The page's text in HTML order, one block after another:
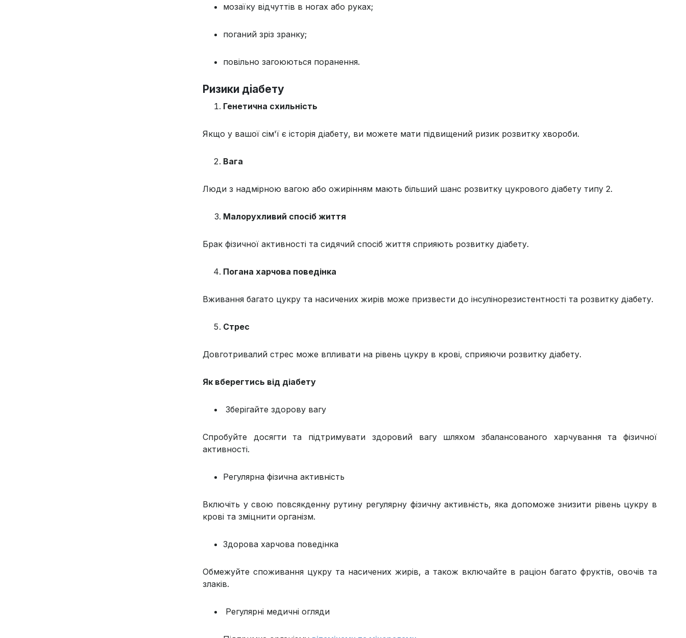
мозаїку відчуттів в ногах або руках;
поганий зріз зранку;
повільно загоюються поранення.
Ризики діабету
Генетична схильність
Якщо у вашої сім'ї є історія діабету, ви можете мати підвищений ризик розвитку хвороби.
Вага
Люди з надмірною вагою або ожирінням мають більший шанс розвитку цукрового діабету типу 2.
Малорухливий спосіб життя
Брак фізичної активності та сидячий спосіб життя сприяють розвитку діабету.
Погана харчова поведінка
Вживання багато цукру та насичених жирів може призвести до інсулінорезистентності та розвитку діабету.
Стрес
Довготривалий стрес може впливати на рівень цукру в крові, сприяючи розвитку діабету.
Як вберегтись від діабету
Зберігайте здорову вагу
Спробуйте досягти та підтримувати здоровий вагу шляхом збалансованого харчування та фізичної
активності.
Регулярна фізична активність
Включіть у свою повсякденну рутину регулярну фізичну активність, яка допоможе знизити рівень цукру в
крові та зміцнити організм.
Здорова харчова поведінка
Обмежуйте споживання цукру та насичених жирів, а також включайте в раціон багато фруктів, овочів та
злаків.
Регулярні медичні огляди